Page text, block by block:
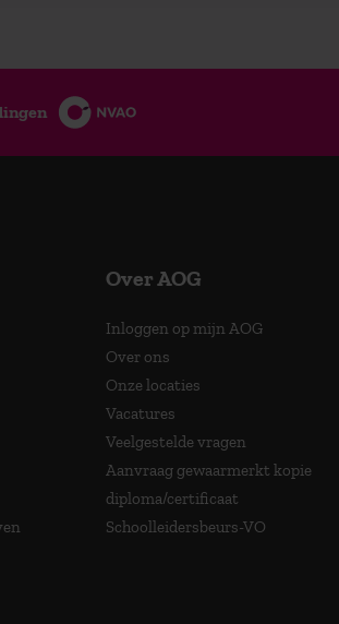
Over AOG
Inloggen op mijn AOG
Over ons
Onze locaties
Vacatures
Veelgestelde vragen
Aanvraag gewaarmerkt kopie
diploma/certificaat
Schoolleidersbeurs-VO